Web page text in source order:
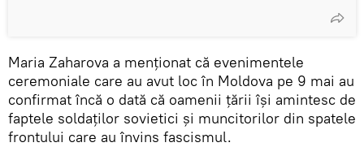
Maria Zaharova a menționat că evenimentele
ceremoniale care au avut loc în Moldova pe 9 mai au
confirmat încă o dată că oamenii țării își amintesc de
faptele soldaților sovietici și muncitorilor din spatele
frontului care au învins fascismul.